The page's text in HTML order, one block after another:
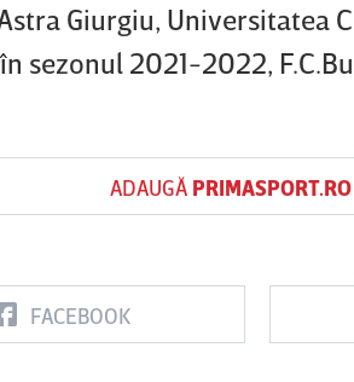
Giurgiu, Universitatea
sezonul 2021-2022,
ADAUGĂ PRIMASPORT.RO
FACEBOOK